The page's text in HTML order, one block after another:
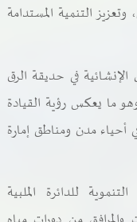
التنمية المستدامة
الإنشائية في حديقة الرق
ما يعكس رؤية القيادة
أحياء مدن ومناطق إمارة
للدائرة الملبية